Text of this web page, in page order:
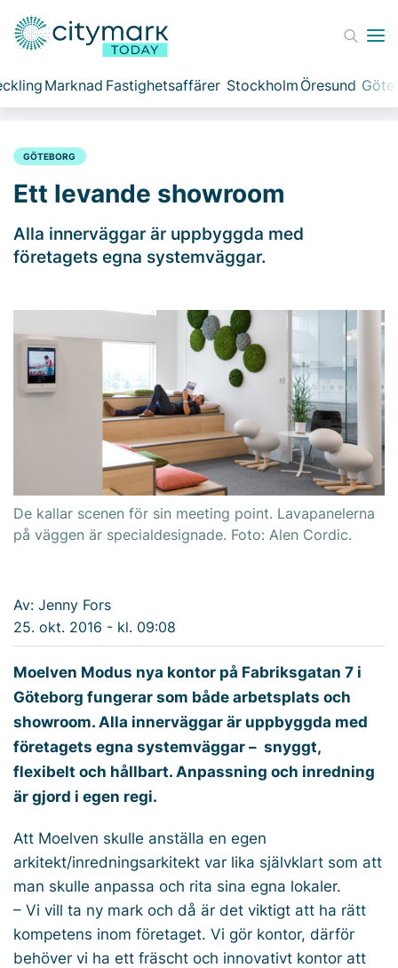
Marknad Fastighetsaffärer Stockholm Öresund
GÖTEBORG
Ett levande showroom
Alla innerväggar är uppbyggda med
företagets egna systemväggar.
De kallar scenen för sin meeting point. Lavapanelerna
på väggen är specialdesignade. Foto: Alen Cordic.
Av: Jenny Fors
25. okt. 2016 - kl. 09:08
Moelven Modus nya kontor på Fabriksgatan 7 i
Göteborg fungerar som både arbetsplats och
showroom. Alla innerväggar är uppbyggda med
företagets egna systemväggar – snyggt,
flexibelt och hållbart. Anpassning och inredning
är gjord i egen regi.
Att Moelven skulle anställa en egen
arkitekt/inredningsarkitekt var lika självklart som att
man skulle anpassa och rita sina egna lokaler.
– Vi vill ta ny mark och då är det viktigt att ha rätt
kompetens inom företaget. Vi gör kontor, därför
behöver vi ha ett fräscht och innovativt kontor att